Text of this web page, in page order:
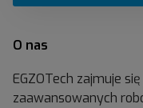
O nas
EGZOTech zajmuje
zaawansowanych